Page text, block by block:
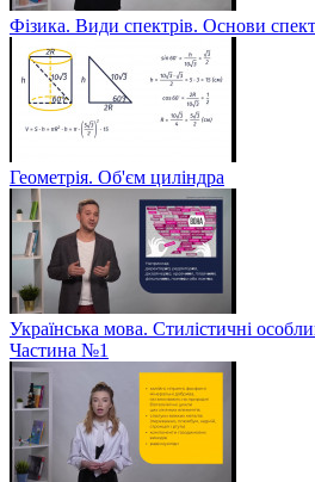
Фізика. Види спектрів. Основи
Геометрія. Об'єм циліндра
Українська мова. Стилістичні
Частина №1